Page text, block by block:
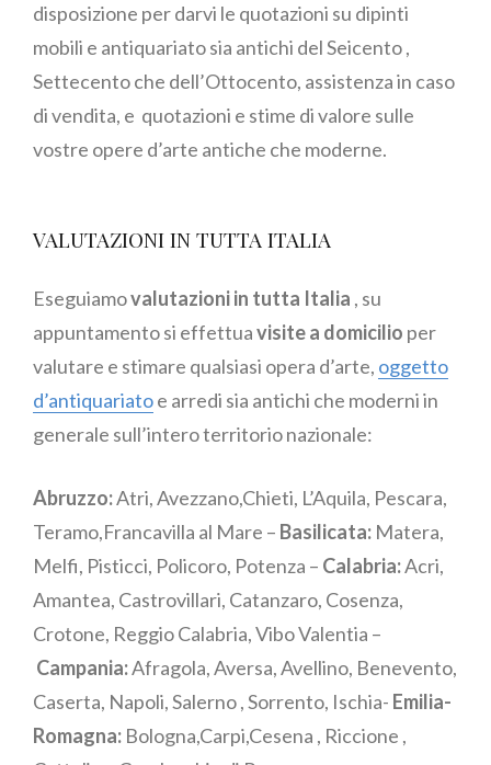
disposizione per darvi le quotazioni su dipinti
mobili e antiquariato sia antichi del Seicento ,
Settecento che dell’Ottocento, assistenza in caso
di vendita, e quotazioni e stime di valore sulle
vostre opere d’arte antiche che moderne.
VALUTAZIONI IN TUTTA ITALIA
Eseguiamovalutazioni in tutta Italia , su
appuntamento si effettuavisite a domicilio per
valutare e stimare qualsiasi opera d’arte, oggetto
d’antiquariatoe arredi sia antichi che moderni in
generale sull’intero territorio nazionale:
Abruzzo:Atri, Avezzano,Chieti, L’Aquila, Pescara,
Teramo,Francavilla al Mare – Basilicata: Matera,
Melfi, Pisticci, Policoro, Potenza – Calabria:Acri,
Amantea, Castrovillari, Catanzaro, Cosenza,
Crotone, Reggio Calabria, Vibo Valentia –
Campania:Afragola, Aversa, Avellino, Benevento,
Caserta, Napoli, Salerno , Sorrento, Ischia- Emilia-
Romagna: Bologna,Carpi,Cesena , Riccione ,